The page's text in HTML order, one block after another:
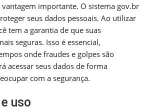
vantagem importante. O sistema gov.br
seus dados pessoais. Ao utilizar
tem a garantia de que suas
seguras. Isso é essencial,
onde fraudes e golpes são
acessar seus dados de forma
com a segurança.
uso